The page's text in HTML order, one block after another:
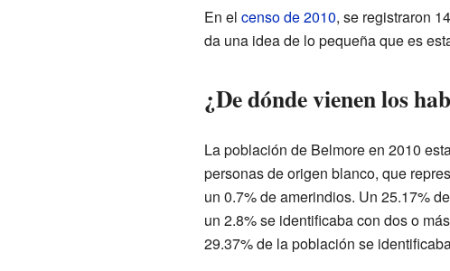
En el censo de 2010, se registraron
da una idea de lo pequeña que es
¿De dónde vienen los
La población de Belmore en 2010
personas de origen blanco, que
un 0.7% de amerindios. Un 25.17%
un 2.8% se identificaba con dos o
29.37% de la población se